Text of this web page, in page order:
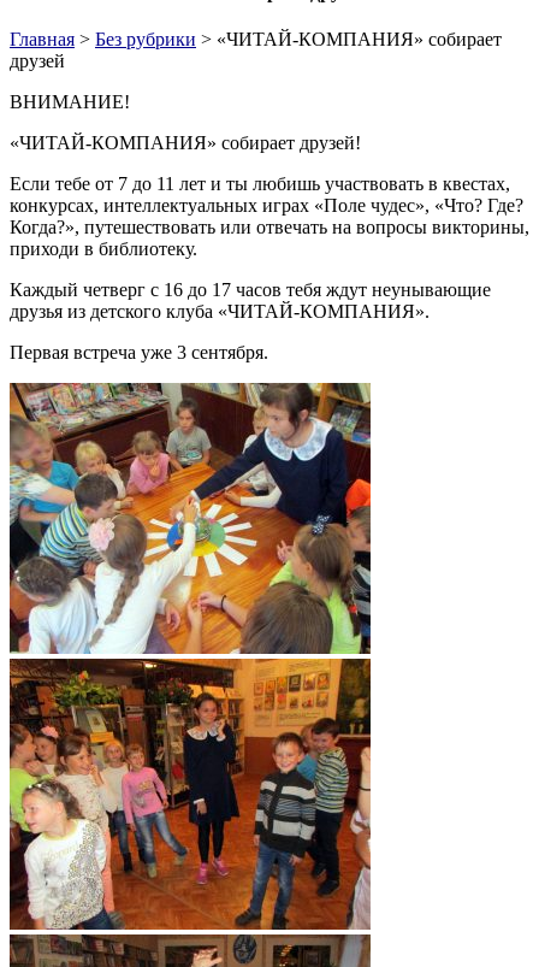
Главная > Без рубрики > «ЧИТАЙ-КОМПАНИЯ» собирает
друзей
ВНИМАНИЕ!
«ЧИТАЙ-КОМПАНИЯ» собирает друзей!
Если тебе от 7 до 11 лет и ты любишь участвовать в квестах,
конкурсах, интеллектуальных играх «Поле чудес», «Что? Где?
Когда?», путешествовать или отвечать на вопросы викторины,
приходи в библиотеку.
Каждый четверг с 16 до 17 часов тебя ждут неунывающие
друзья из детского клуба «ЧИТАЙ-КОМПАНИЯ».
Первая встреча уже 3 сентября.